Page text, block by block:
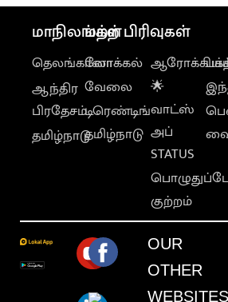
மாநிலங்கள்
தெலங்கானா
ஆந்திர
பிரதேசம்
தமிழ்நாடு
மற்ற பிரிவுகள்
லோக்கல்
வேலை
டிரெண்டிங்
தமிழ்நாடு
🌟
வாட்ஸ்
அப்
STATUS
குற்றம்
OUR
OTHER
WEBSITES